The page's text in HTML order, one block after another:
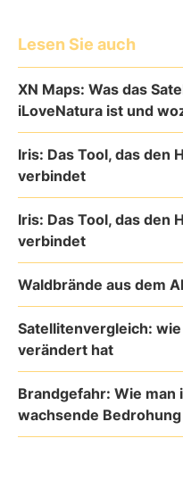
Lesen Sie auch
XN Maps: Was das
iLoveNatura ist und
Iris: Das Tool, das den
verbindet
Iris: Das Tool, das den
verbindet
Waldbrände aus dem
Satellitenvergleich:
verändert hat
Brandgefahr: Wie
wachsende